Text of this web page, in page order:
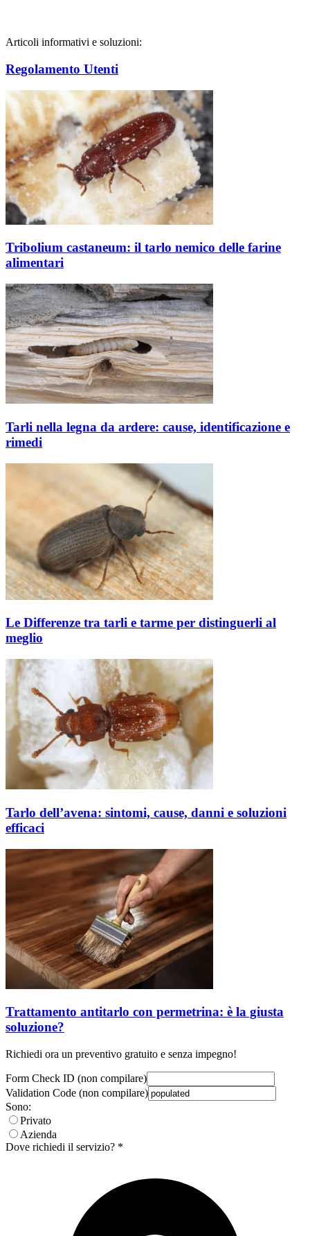
Articoli informativi e soluzioni:
Regolamento Utenti
Tribolium castaneum: il tarlo nemico delle farine
alimentari
Tarli nella legna da ardere: cause, identificazione e
rimedi
Le Differenze tra tarli e tarme per distinguerli al
meglio
Tarlo dell’avena: sintomi, cause, danni e soluzioni
efficaci
Trattamento antitarlo con permetrina: è la giusta
soluzione?
Richiedi ora un preventivo gratuito e senza impegno!
Form Check ID (non compilare)
Validation Code (non compilare)
Sono:
Privato
Azienda
Dove richiedi il servizio? *